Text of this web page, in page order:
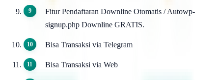
Fitur Pendaftaran Downline Otomatis / Autowp-
signup.php Downline GRATIS.
Bisa Transaksi via Telegram
Bisa Transaksi via Web